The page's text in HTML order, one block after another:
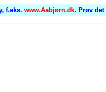
f.eks. www.Aabjørn.dk. Prøv det